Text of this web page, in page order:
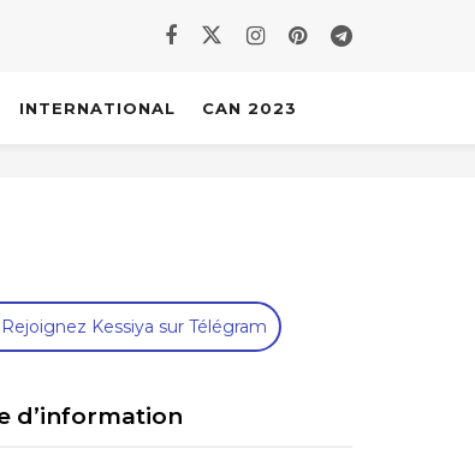
INTERNATIONAL CAN 2023
Rejoignez Kessiya sur Télégram
d’information